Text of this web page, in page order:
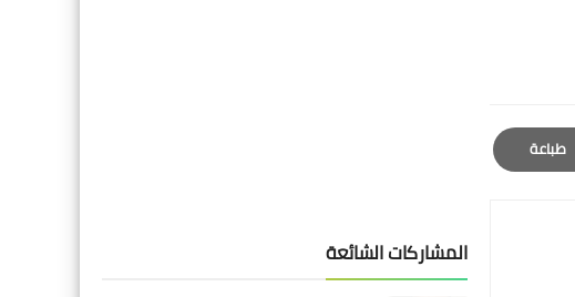
طباعة
Print
المشاركات الشائعة